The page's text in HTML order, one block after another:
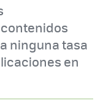
ninguna tasa
en